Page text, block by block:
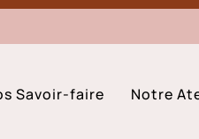
Savoir-faire Notre